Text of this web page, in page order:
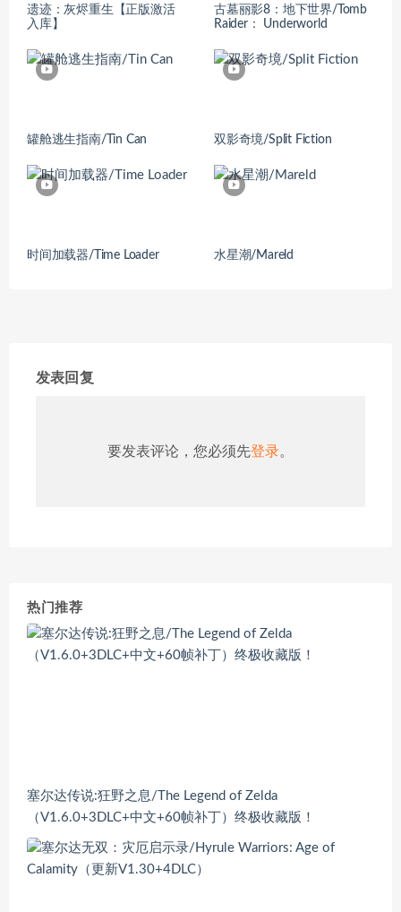
遗迹：灰烬重生【正版激活
入库】
古墓丽影8：地下世界/Tomb
Raider： Underworld
罐舱逃生指南/Tin Can 双影奇境/Split Fiction
时间加载器/Time Loader 水星潮/Mareld
发表回复
要发表评论，您必须先登录。
热门推荐
塞尔达传说:狂野之息/The Legend of Zelda
（V1.6.0+3DLC+中文+60帧补丁）终极收藏版！